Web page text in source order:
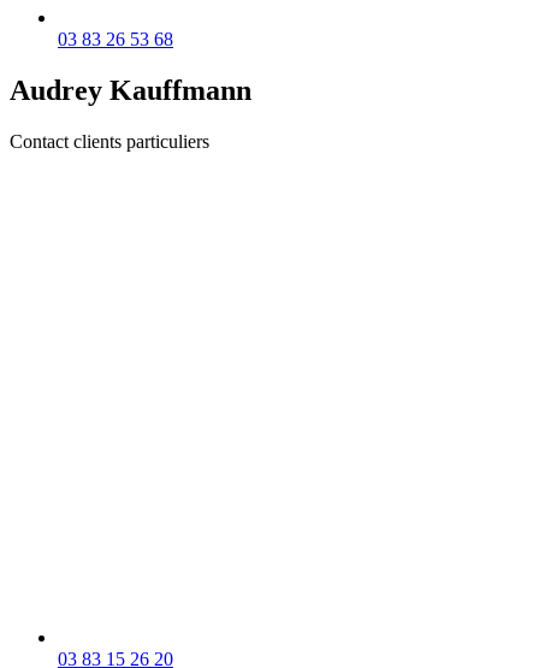
03 83 26 53 68
Audrey Kauffmann
Contact clients particuliers
03 83 15 26 20